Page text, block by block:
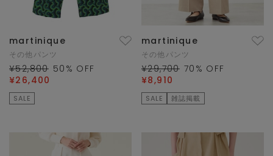
martinique
その他パンツ
¥52,800 50 % OFF
¥26,400
SALE
martinique
その他パンツ
¥29,700 70 % OFF
¥8,910
SALE 雑誌掲載